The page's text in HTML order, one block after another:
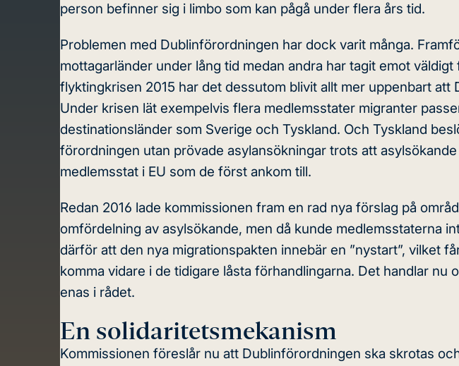
person befinner sig i limbo som kan pågå under flera års tid.
Problemen med Dublinförordningen har dock varit många.
mottagarländer under lång tid medan andra har tagit emot väldigt
flyktingkrisen 2015 har det dessutom blivit allt mer uppenbart
Under krisen lät exempelvis flera medlemsstater migranter
destinationsländer som Sverige och Tyskland. Och Tyskland
förordningen utan prövade asylansökningar trots att
medlemsstat i EU som de först ankom till.
Redan 2016 lade kommissionen fram en rad nya förslag på
omfördelning av asylsökande, men då kunde medlemsstaterna
därför att den nya migrationspakten innebär en ”nystart”, vilket
komma vidare i de tidigare låsta förhandlingarna. Det handlar nu
enas i rådet.
En solidaritetsmekanism
Kommissionen föreslår nu att Dublinförordningen ska skrotas